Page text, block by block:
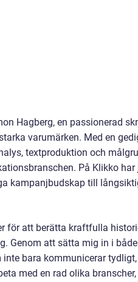
Hagberg, en passionerad
varumärken. Med en
textproduktion och
På Klikko
kampanjbudskap till
för att berätta kraftfulla
Genom att sätta mig in i
inte bara kommunicerar
med en rad olika